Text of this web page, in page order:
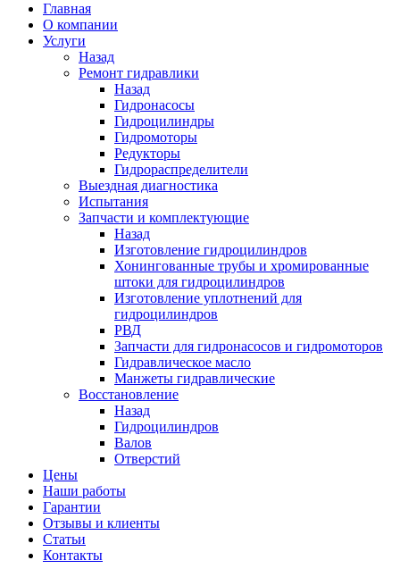
Главная
О компании
Услуги
Назад
Ремонт гидравлики
Назад
Гидронасосы
Гидроцилиндры
Гидромоторы
Редукторы
Гидрораспределители
Выездная диагностика
Испытания
Запчасти и комплектующие
Назад
Изготовление гидроцилиндров
Хонингованные трубы и хромированные
штоки для гидроцилиндров
Изготовление уплотнений для
гидроцилиндров
РВД
Запчасти для гидронасосов и гидромоторов
Гидравлическое масло
Манжеты гидравлические
Восстановление
Назад
Гидроцилиндров
Валов
Отверстий
Цены
Наши работы
Гарантии
Отзывы и клиенты
Статьи
Контакты